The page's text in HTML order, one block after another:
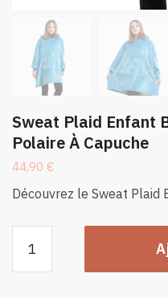
Sweat Plaid Enfant
Polaire À Capuche
44,90 €
Découvrez le Sweat Plaid
Sweat